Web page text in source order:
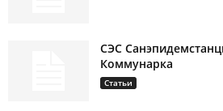
СЭС
Коммунарка
Статьи